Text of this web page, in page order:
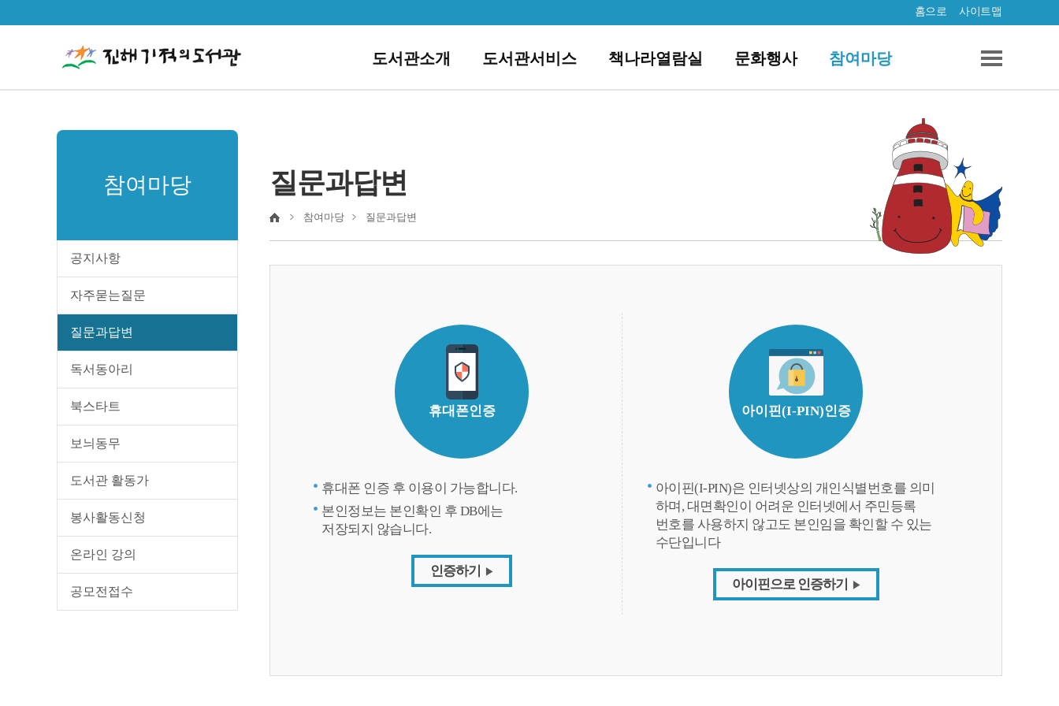
홈으로 사이트맵
도서관소개 도서관서비스 책나라열람실 문화행사 참여마당
참여마당
공지사항
자주묻는질문
질문과답변
독서동아리
북스타트
보늬동무
도서관 활동가
봉사활동신청
온라인 강의
공모전접수
질문과답변
참여마당 질문과답변
휴대폰인증
휴대폰 인증 후 이용이 가능합니다.
본인정보는 본인확인 후 DB에는
저장되지 않습니다.
인증하기
아이핀(I-PIN)인증
아이핀(I-PIN)은 인터넷상의 개인식별번호를 의미
하며, 대면확인이 어려운 인터넷에서 주민등록
번호를 사용하지 않고도 본인임을 확인할 수 있는
수단입니다
아이핀으로 인증하기